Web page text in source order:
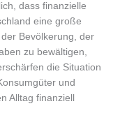
dass finanzielle
eine große
Bevölkerung, der
zu bewältigen,
die Situation
und
Alltag finanziell